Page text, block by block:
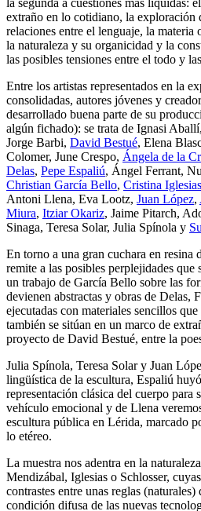
la segunda a cuestiones más líquidas:
extraño en lo cotidiano, la exploración
relaciones entre el lenguaje, la
la naturaleza y su organicidad y la
las posibles tensiones entre el todo y
Entre los artistas representados en la
consolidadas, autores jóvenes y
desarrollado buena parte de su
algún fichado): se trata de Ignasi
Jorge Barbi, David Bestué, Elena
Colomer, June Crespo, Ángela de la
Delas, Pepe Espaliú, Ángel Ferrant,
Christian García Bello, Cristina Iglesias
Antoni Llena, Eva Lootz, Juan López,
Miura, Itziar Okariz, Jaime Pitarch,
Sinaga, Teresa Solar, Julia Spínola y
En torno a una gran cuchara en resina
remite a las posibles perplejidades que
un trabajo de García Bello sobre las
devienen abstractas y obras de Delas,
ejecutadas con materiales sencillos
también se sitúan en un marco de
proyecto de David Bestué, entre la
Julia Spínola, Teresa Solar y Juan
lingüística de la escultura, Espaliú
representación clásica del cuerpo para
vehículo emocional y de Llena
escultura pública en Lérida, marcado
lo etéreo.
La muestra nos adentra en la
Mendizábal, Iglesias o Schlosser,
contrastes entre unas reglas
condición difusa de las nuevas